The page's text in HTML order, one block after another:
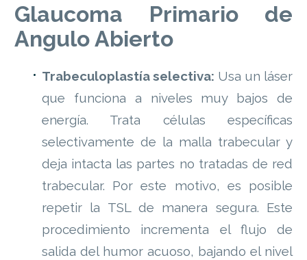
Glaucoma Primario de
Angulo Abierto
Trabeculoplastía selectiva: Usa un láser
que funciona a niveles muy bajos de
energía. Trata células específicas
selectivamente de la malla trabecular y
deja intacta las partes no tratadas de red
trabecular. Por este motivo, es posible
repetir la TSL de manera segura. Este
procedimiento incrementa el flujo de
salida del humor acuoso, bajando el nivel